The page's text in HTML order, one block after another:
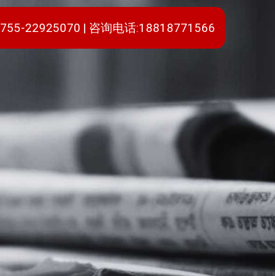
22925070 | 咨询电话:18818771566